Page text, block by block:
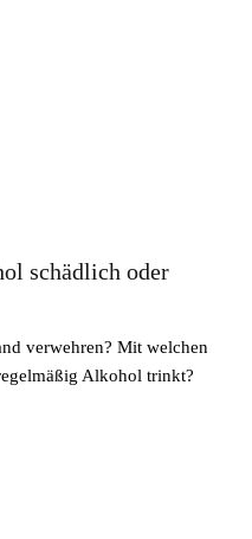
schädlich oder
verwehren? Mit welchen
Alkohol trinkt?